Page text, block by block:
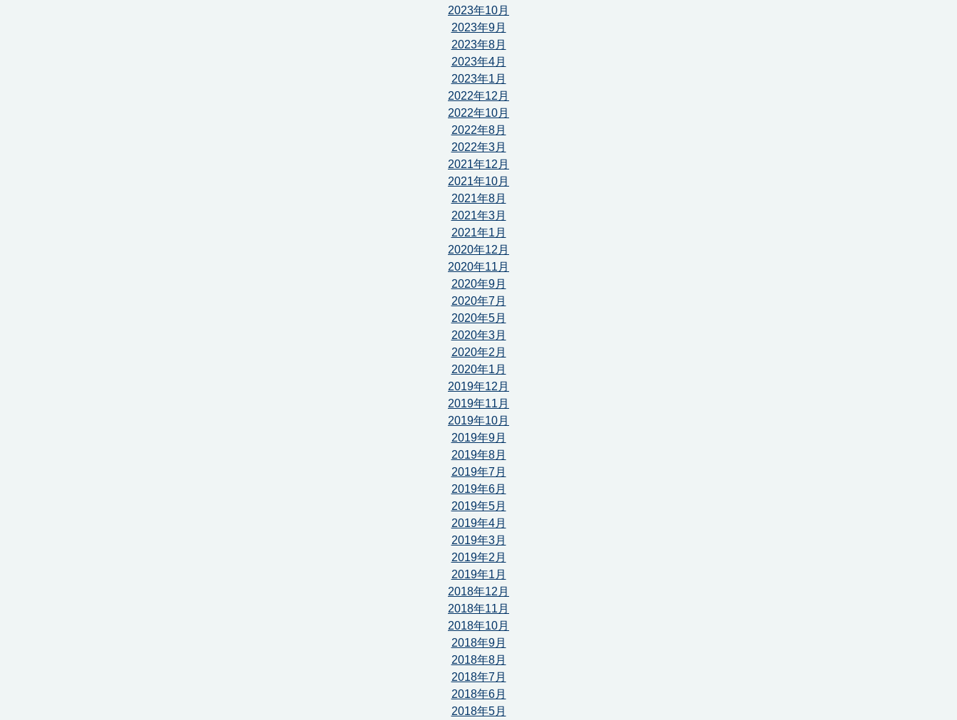
2023年10月
2023年9月
2023年8月
2023年4月
2023年1月
2022年12月
2022年10月
2022年8月
2022年3月
2021年12月
2021年10月
2021年8月
2021年3月
2021年1月
2020年12月
2020年11月
2020年9月
2020年7月
2020年5月
2020年3月
2020年2月
2020年1月
2019年12月
2019年11月
2019年10月
2019年9月
2019年8月
2019年7月
2019年6月
2019年5月
2019年4月
2019年3月
2019年2月
2019年1月
2018年12月
2018年11月
2018年10月
2018年9月
2018年8月
2018年7月
2018年6月
2018年5月